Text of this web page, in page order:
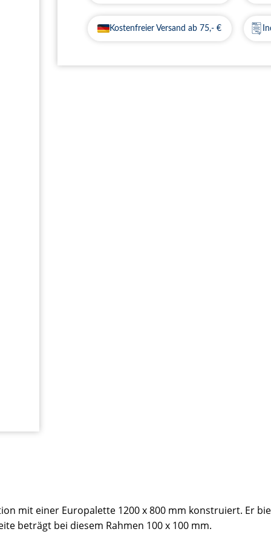
Kostenfreier Versand ab 75,- €
mit einer Europalette 1200 x 800 mm konstruiert. Er
beträgt bei diesem Rahmen 100 x 100 mm.